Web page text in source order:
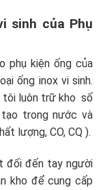
sinh của Phụ
phụ kiện ống của
ống inox vi sinh.
tôi luôn trữ kho số
trong nước và
lượng, CO, CQ ).
đối đến tay người
kho để cung cấp